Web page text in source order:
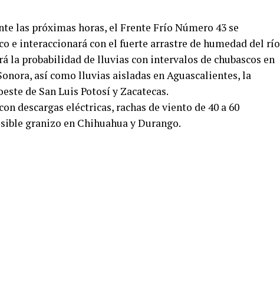
las próximas horas, el Frente Frío Número 43 se
e interaccionará con el fuerte arrastre de humedad del río
la probabilidad de lluvias con intervalos de chubascos en
así como lluvias aisladas en Aguascalientes, la
de San Luis Potosí y Zacatecas.
descargas eléctricas, rachas de viento de 40 a 60
granizo en Chihuahua y Durango.